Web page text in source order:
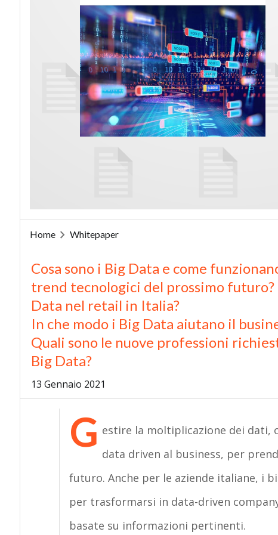
Home Whitepaper
Cosa sono i Big Data e come
trend tecnologici del prossimo
Data nel retail in Italia?
In che modo i Big Data aiutano il
Quali sono le nuove professioni
Big Data?
13 Gennaio 2021
G estire la moltiplicazione dei dati,
data driven al business, per
futuro. Anche per le aziende italiane, i
per trasformarsi in data-driven
basate su informazioni pertinenti.